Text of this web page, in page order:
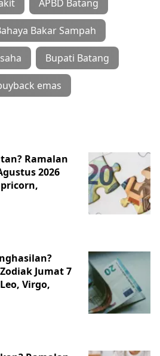
APBD Batang
Bakar Sampah
Bupati Batang
emas
Ramalan
2026
Jumat 7
Virgo,